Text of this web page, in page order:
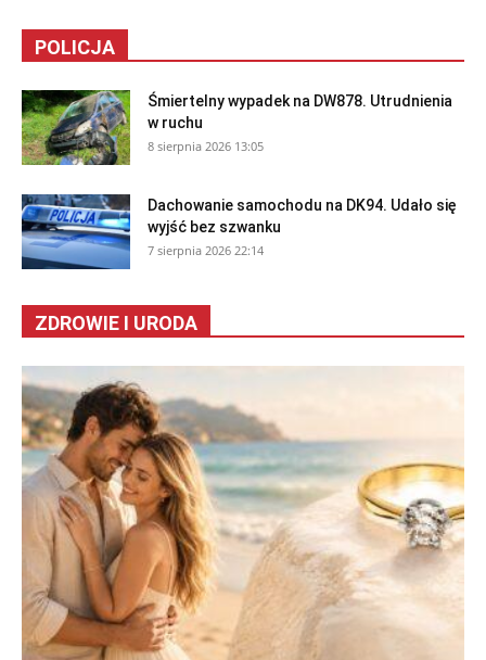
POLICJA
Śmiertelny wypadek na DW878. Utrudnienia
w ruchu
8 sierpnia 2026 13:05
Dachowanie samochodu na DK94. Udało się
wyjść bez szwanku
7 sierpnia 2026 22:14
ZDROWIE I URODA